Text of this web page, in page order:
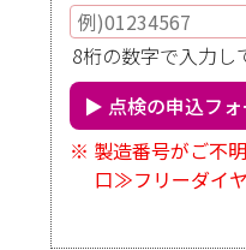
8桁の数字で入力し
▶ 点検の申込フ
※ 製造番号がご不
口≫フリーダイ